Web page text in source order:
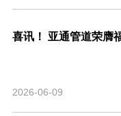
2026-06-09